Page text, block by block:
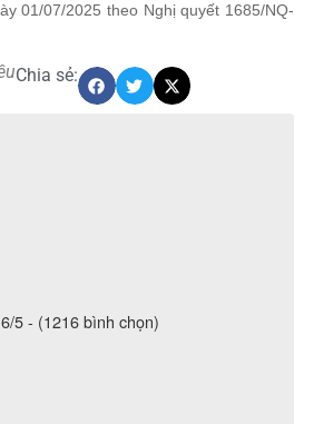
01/07/2025 theo Nghị quyết 1685/NQ-
Chia sẻ:
5 - (1216 bình chọn)